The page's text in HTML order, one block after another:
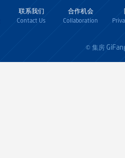
联系我们
Contact Us
合作机会
Collaboration
© 集房